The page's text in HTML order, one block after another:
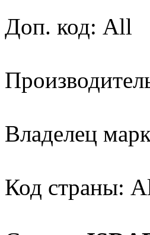
Доп. код: All
Владелец
Код страны: